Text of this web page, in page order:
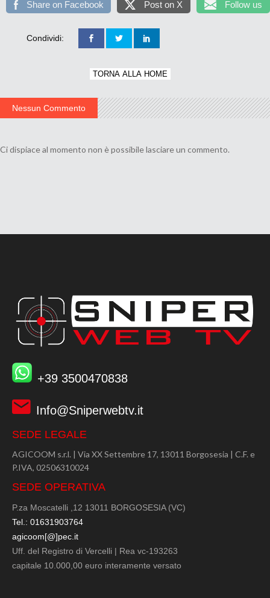
Share on Facebook Post on X Follow us
Condividi:
TORNA ALLA HOME
Nessun Commento
Ci dispiace al momento non è possibile lasciare un commento.
+39 3500470838
Info@Sniperwebtv.it
SEDE LEGALE
AGICOOM s.r.l. | Via XX Settembre 17, 13011 Borgosesia | C.F. e
P.IVA, 02506310024
SEDE OPERATIVA
P.za Moscatelli ,12 13011 BORGOSESIA (VC)
Tel.: 01631903764
agicoom[@]pec.it
Uff. del Registro di Vercelli | Rea vc-193263
capitale 10.000,00 euro interamente versato